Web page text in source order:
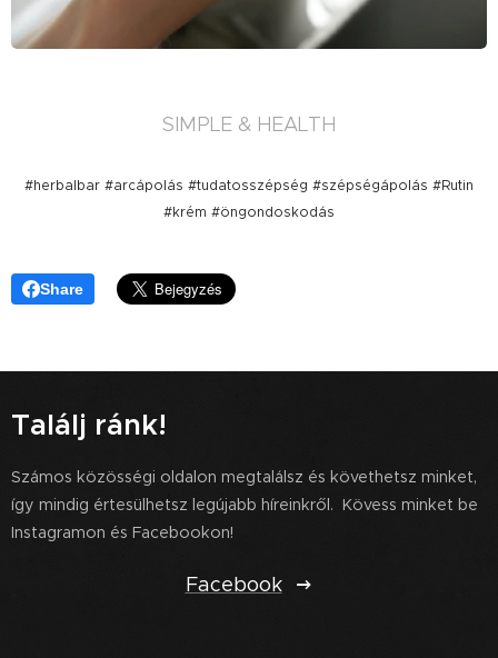
SIMPLE & HEALTH
#herbalbar #arcápolás #tudatosszépség #szépségápolás #Rutin
#krém #öngondoskodás
Share
Találj ránk!
Számos közösségi oldalon megtalálsz és követhetsz minket,
így mindig értesülhetsz legújabb híreinkről. Kövess minket be
Instagramon és Facebookon!
Facebook